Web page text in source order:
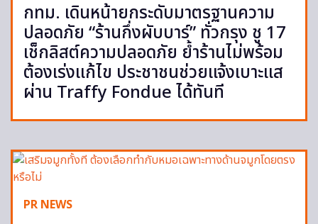
กทม. เดินหน้ายกระดับมาตรฐานความ
ปลอดภัย “ร้านกึ่งผับบาร์” ทั่วกรุง ชู 17
เช็กลิสต์ความปลอดภัย ย้ำร้านไม่พร้อม
ต้องเร่งแก้ไข ประชาชนช่วยแจ้งเบาะแส
ผ่าน Traffy Fondue ได้ทันที
PR NEWS